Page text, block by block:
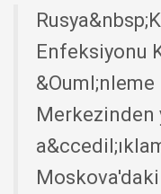
Enfeksiyonu
&Ouml;nleme
Merkezinden